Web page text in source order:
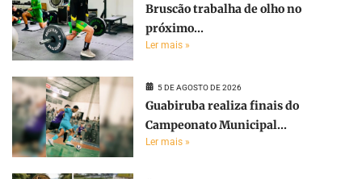
Bruscão trabalha de olho no
próximo...
Ler mais »
5 DE AGOSTO DE 2026
Guabiruba realiza finais do
Campeonato Municipal...
Ler mais »